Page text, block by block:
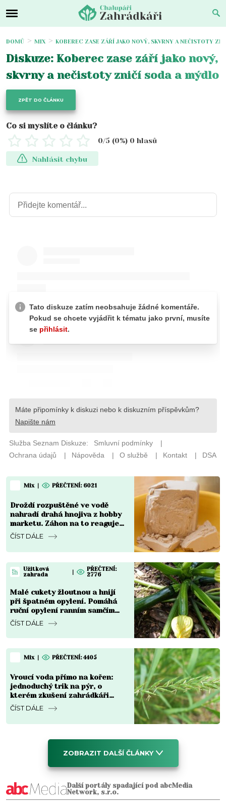
DOMŮ MIX KOBEREC ZASE ZÁŘÍ JAKO NOVÝ, SKVRNY A NEČISTOTY
Diskuze: Koberec zase září jako nový,
skvrny a nečistoty zničí soda a mýdlo
ZPĚT DO ČLÁNKU
Co si myslíte o článku?
0/5 (0%) 0 hlasů
Nahlásit chybu
Mix | PŘEČTENÍ: 6021
Droždí rozpuštěné ve vodě
nahradí drahá hnojiva z hobby
marketu. Záhon na to reaguje
do týdne a rozdíl je vidět
pouhým okem
ČÍST DÁLE
Užitková
zahrada
|
PŘEČTENÍ:
2776
Malé cukety žloutnou a hnijí
při špatném opylení. Pomáhá
ruční opylení ranním samčím
květem
ČÍST DÁLE
Mix | PŘEČTENÍ: 4405
Vroucí voda přímo na kořen:
jednoduchý trik na pýr, o
kterém zkušení zahrádkáři
mluví a funguje do týdne
ČÍST DÁLE
ZOBRAZIT DALŠÍ ČLÁNKY
Další portály spadající pod abcMedia
Network, s.r.o.